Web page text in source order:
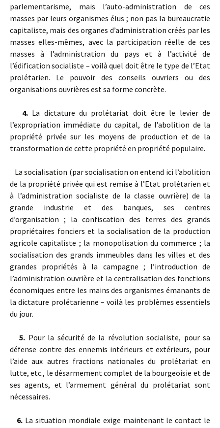
parlementarisme, mais l’auto-administration de ces
masses par leurs organismes élus ; non pas la bureaucratie
capitaliste, mais des organes d’administration créés par les
masses elles-mêmes, avec la participation réelle de ces
masses à l’administration du pays et à l’activité de
l’édification socialiste – voilà quel doit être le type de l’Etat
prolétarien. Le pouvoir des conseils ouvriers ou des
organisations ouvrières est sa forme concrète.
4. La dictature du prolétariat doit être le levier de
l’expropriation immédiate du capital, de l’abolition de la
propriété privée sur les moyens de production et de la
transformation de cette propriété en propriété populaire.
La socialisation (par socialisation on entend ici l’abolition
de la propriété privée qui est remise à l’Etat prolétarien et
à l’administration socialiste de la classe ouvrière) de la
grande industrie et des banques, ses centres
d’organisation ; la confiscation des terres des grands
propriétaires fonciers et la socialisation de la production
agricole capitaliste ; la monopolisation du commerce ; la
socialisation des grands immeubles dans les villes et des
grandes propriétés à la campagne ; l’introduction de
l’administration ouvrière et la centralisation des fonctions
économiques entre les mains des organismes émanants de
la dictature prolétarienne – voilà les problèmes essentiels
du jour.
5. Pour la sécurité de la révolution socialiste, pour sa
défense contre des ennemis intérieurs et extérieurs, pour
l’aide aux autres fractions nationales du prolétariat en
lutte, etc., le désarmement complet de la bourgeoisie et de
ses agents, et l’armement général du prolétariat sont
nécessaires.
6. La situation mondiale exige maintenant le contact le